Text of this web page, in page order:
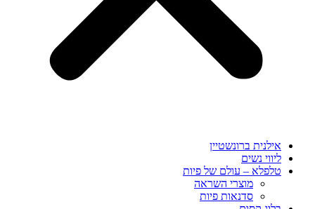
ברונשטיין
נשים
– עולם של פיות
מוצרי השראה
סדנאות פיות